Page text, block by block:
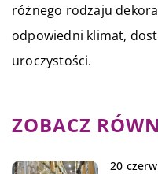
różnego rodzaju
odpowiedni klimat,
uroczystości.
ZOBACZ
20